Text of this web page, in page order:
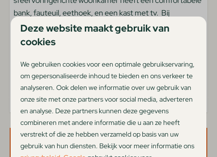
Buiten
Terrasmeubilair
Veranda
Type accommodatie
Vakantiehuis
Woonruimte
bank, fauteuil, eethoek, en een kast met tv. Bij
aankomst zijn de bedden heerlijk opgemaakt en staat er
koffie en thee voor je klaar. Hoewel het strandhuisje niet
faciliteiten op de camping, inclusief een heerlijk
verwarmd binnenzwembad.
Beschikbaarheid en prijs
Deze website maakt gebruik van
cookies
We gebruiken cookies voor een optimale gebruikservaring,
om gepersonaliseerde inhoud te bieden en ons verkeer te
analyseren. Ook delen we informatie over uw gebruik van
onze site met onze partners voor social media, adverteren
en analyse. Deze partners kunnen deze gegevens
combineren met andere informatie die u aan ze heeft
verstrekt of die ze hebben verzameld op basis van uw
gebruik van hun diensten. Bekijk voor meer informatie ons